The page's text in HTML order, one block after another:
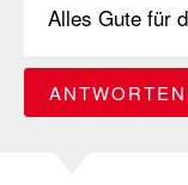
Alles Gute für
ANTWORTEN